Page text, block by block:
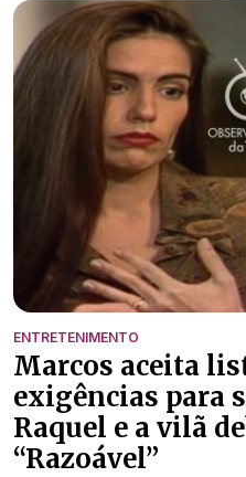
ENTRETENIMENTO
Marcos aceita
exigências para
Raquel e a vilã
“Razoável”